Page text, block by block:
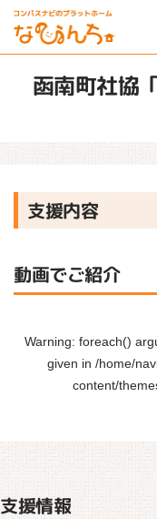
函南町社協
支援内容
動画でご紹介
Warning: foreach()
given in /home/
content/
支援情報